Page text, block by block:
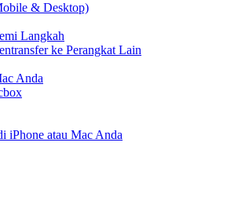
& Desktop)
Langkah
ke Perangkat Lain
Anda
iPhone atau Mac Anda